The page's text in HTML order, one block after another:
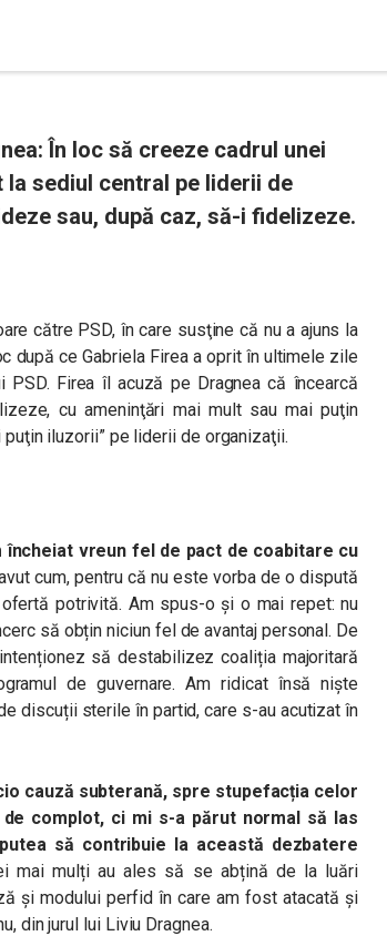
În loc să creeze cadrul unei
sediul central pe liderii de
sau, după caz, să-i fidelizeze.
către PSD, în care susţine că nu a ajuns la
după ce Gabriela Firea a oprit în ultimele zile
Firea îl acuză pe Dragnea că încearcă
cu ameninţări mai mult sau mai puţin
iluzorii” pe liderii de organizaţii.
vreun fel de pact de coabitare cu
cum, pentru că nu este vorba de o dispută
potrivită. Am spus-o și o mai repet: nu
să obțin niciun fel de avantaj personal. De
să destabilizez coaliția majoritară
de guvernare. Am ridicat însă niște
discuții sterile în partid, care s-au acutizat în
cauză subterană, spre stupefacția celor
complot, ci mi s-a părut normal să las
să contribuie la această dezbatere
mai mulți au ales să se abțină de la luări
și modului perfid în care am fost atacată și
din jurul lui Liviu Dragnea.